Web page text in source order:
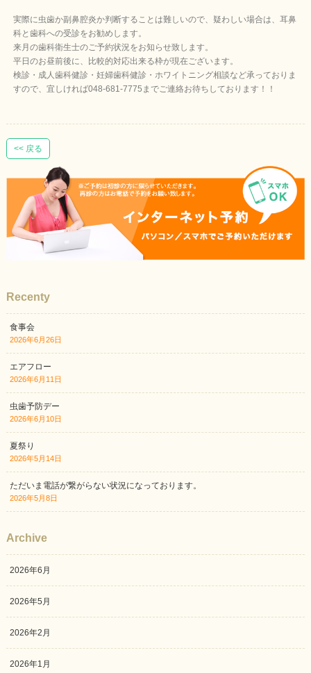
実際に虫歯か副鼻腔炎か判断することは難しいので、疑わしい場合は、耳鼻
科と歯科への受診をお勧めします。
来月の歯科衛生士のご予約状況をお知らせ致します。
平日のお昼前後に、比較的対応出来る枠が現在ございます。
検診・成人歯科健診・妊婦歯科健診・ホワイトニング相談など承っておりま
すので、宜しければ048-681-7775までご連絡お待ちしております！！
<< 戻る
Recenty
食事会
2026年6月26日
エアフロー
2026年6月11日
虫歯予防デー
2026年6月10日
夏祭り
2026年5月14日
ただいま電話が繋がらない状況になっております。
2026年5月8日
Archive
2026年6月
2026年5月
2026年2月
2026年1月